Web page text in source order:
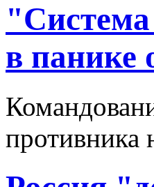
в панике
противника